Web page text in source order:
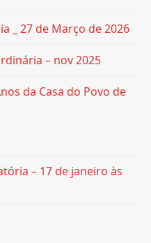
_ 27 de Março de 2026
– nov 2025
da Casa do Povo de
– 17 de janeiro às